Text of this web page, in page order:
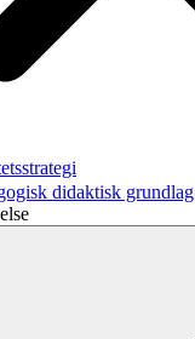
didaktisk grundlag